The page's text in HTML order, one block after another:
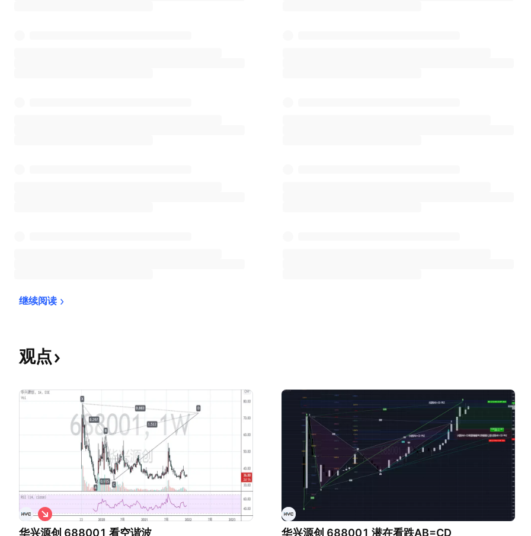
继续阅读
观点
华兴源创 688001 看空谐波
做
空
华兴源创 688001 潜在看跌AB=CD